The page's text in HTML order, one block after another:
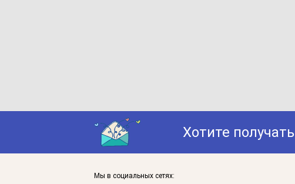
Хотите получать
Мы в социальных сетях: